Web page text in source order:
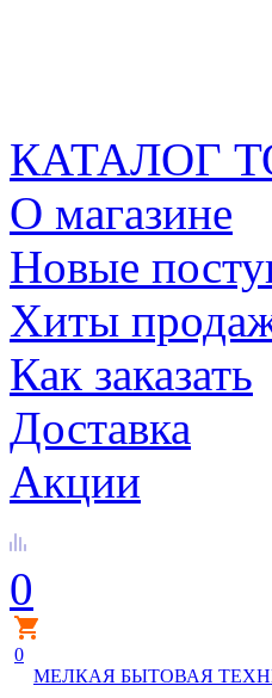
КАТАЛОГ
О магазине
Новые
Хиты
Как заказать
Доставка
Акции
0
0
МЕЛКАЯ БЫТОВАЯ